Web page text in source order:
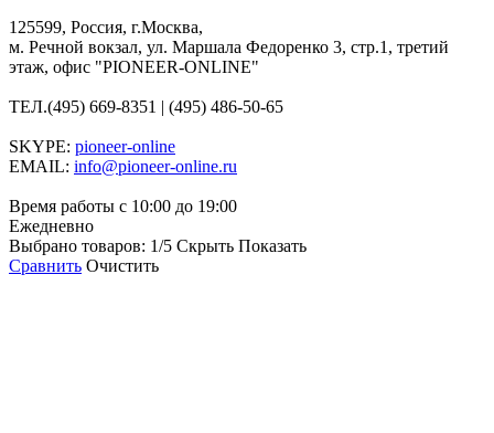
125599, Россия, г.Москва,
м. Речной вокзал, ул. Маршала Федоренко 3, стр.1, третий
этаж, офис "PIONEER-ONLINE"
ТЕЛ.(495) 669-8351 | (495) 486-50-65
SKYPE: pioneer-online
EMAIL: info@pioneer-online.ru
Время работы с 10:00 до 19:00
Ежедневно
Выбрано товаров: 1/5 Скрыть Показать
Сравнить Очистить